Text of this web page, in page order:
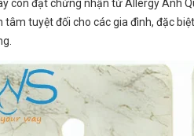
còn đạt chứng nhận từ Allergy Anh
tâm tuyệt đối cho các gia đình, đặc